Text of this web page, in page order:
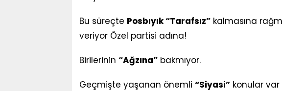
Bu süreçte Posbıyık “Tarafsız” kalmasına
veriyor Özel partisi adına!
Birilerinin “Ağzına” bakmıyor.
Geçmişte yaşanan önemli “Siyasi” konular var